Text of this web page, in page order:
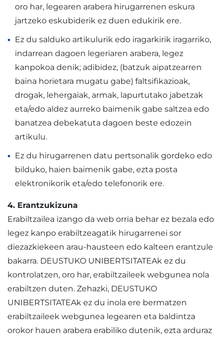
oro har, legearen arabera hirugarrenen eskura
jartzeko eskubiderik ez duen edukirik ere.
Ez du salduko artikulurik edo iragarkirik iragarriko,
indarrean dagoen legeriaren arabera, legez
kanpokoa denik; adibidez, (batzuk aipatzearren
baina horietara mugatu gabe) faltsifikazioak,
drogak, lehergaiak, armak, lapurtutako jabetzak
eta/edo aldez aurreko baimenik gabe saltzea edo
banatzea debekatuta dagoen beste edozein
artikulu.
Ez du hirugarrenen datu pertsonalik gordeko edo
bilduko, haien baimenik gabe, ezta posta
elektronikorik eta/edo telefonorik ere.
4. Erantzukizuna
Erabiltzailea izango da web orria behar ez bezala edo
legez kanpo erabiltzeagatik hirugarrenei sor
diezazkiekeen arau-hausteen edo kalteen erantzule
bakarra. DEUSTUKO UNIBERTSITATEAk ez du
kontrolatzen, oro har, erabiltzaileek webgunea nola
erabiltzen duten. Zehazki, DEUSTUKO
UNIBERTSITATEAk ez du inola ere bermatzen
erabiltzaileek webgunea legearen eta baldintza
orokor hauen arabera erabiliko dutenik, ezta arduraz